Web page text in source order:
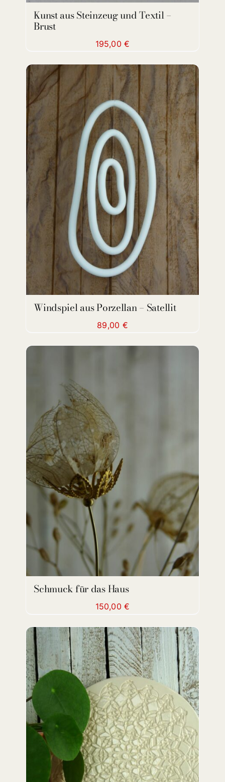
Kunst aus Steinzeug und Textil –
Brust
195,00€
ADD TO CART DETAILS
Windspiel aus Porzellan – Satellit
89,00 €
DETAILS
Schmuck für das Haus
150,00€
DETAILS